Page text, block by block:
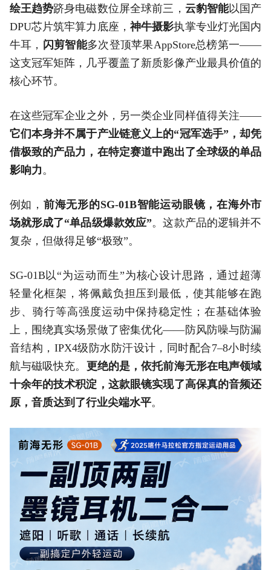
绘王趋势跻身电磁数位屏全球前三， 云豹智能以国产
DPU芯片筑牢算力底座， 神牛摄影执掌专业灯光国内
牛耳， 闪剪智能多次登顶苹果AppStore总榜第一——
这支冠军矩阵，几乎覆盖了新质影像产业最具价值的
核心环节。
在这些冠军企业之外，另一类企业同样值得关注——
它们本身并不属于产业链意义上的“冠军选手”，却凭
借极致的产品力，在特定赛道中跑出了全球级的单品
影响力。
例如， 前海无形的SG-01B智能运动眼镜，在海外市
场就形成了“单品级爆款效应”。这款产品的逻辑并不
复杂，但做得足够“极致”。
SG-01B以“为运动而生”为核心设计思路，通过超薄
轻量化框架，将佩戴负担压到最低，使其能够在跑
步、骑行等高强度运动中保持稳定性；在基础体验
上，围绕真实场景做了密集优化——防风防噪与防漏
音结构，IPX4级防水防汗设计，同时配合7–8小时续
航与磁吸快充。 更绝的是，依托前海无形在电声领域
十余年的技术积淀，这款眼镜实现了高保真的音频还
原，音质达到了行业尖端水平。